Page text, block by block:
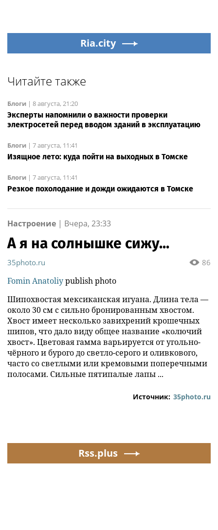
Ria.city
Читайте также
Блоги | 8 августа, 21:20
Эксперты напомнили о важности проверки
электросетей перед вводом зданий в эксплуатацию
Блоги | 7 августа, 11:41
Изящное лето: куда пойти на выходных в Томске
Блоги | 7 августа, 11:41
Резкое похолодание и дожди ожидаются в Томске
Настроение | Вчера, 23:33
А я на солнышке сижу...
86
35photo.ru
Fomin Anatoliypublish photo
Шипохвостая мексиканская игуана. Длина тела —
около 30 см с сильно бронированным хвостом.
Хвост имеет несколько завихрений крошечных
шипов, что дало виду общее название «колючий
хвост». Цветовая гамма варьируется от угольно-
чёрного и бурого до светло-серого и оливкового,
часто со светлыми или кремовыми поперечными
полосами. Сильные пятипалые лапы ...
Источник: 35photo.ru
Rss.plus